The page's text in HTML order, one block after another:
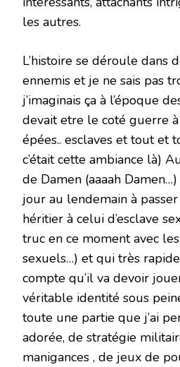
les autres.
L’histoire se déroule dans
ennemis et je ne sais pas
j’imaginais ça à l’époque
devait etre le coté guerre
épées.. esclaves et tout et
c’était cette ambiance là)
de Damen (aaaah
jour au lendemain à
héritier à celui d’esclave
truc en ce moment avec
sexuels…) et qui très
compte qu’il va devoir
véritable identité sous
toute une partie que j’ai
adorée, de stratégie
manigances , de jeux de